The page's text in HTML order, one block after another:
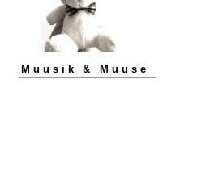
Muusik & Muuse